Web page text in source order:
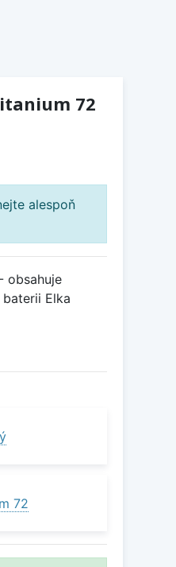
72
alespoň
obsahuje
Elka
72